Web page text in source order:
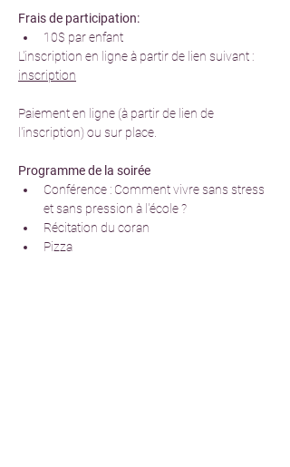
Frais de participation:
10$ par enfant
L'inscription en ligne à partir de lien suivant :
inscription
Paiement en ligne (à partir de lien de
l'inscription) ou sur place.
Programme de la soirée
Conférence : Comment vivre sans stress
et sans pression à l'école ?
Récitation du coran
Pizza